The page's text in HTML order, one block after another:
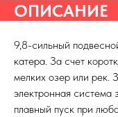
ОПИСАНИЕ
9,8-сильный
катера. За счет
мелких озер или рек.
электронная система
плавный пуск при